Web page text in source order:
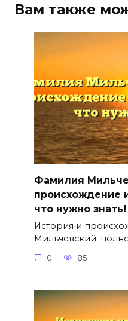
Вам также
Фамилия
происхождение
что нужно знать!
История и
Мильчевский:
0 85